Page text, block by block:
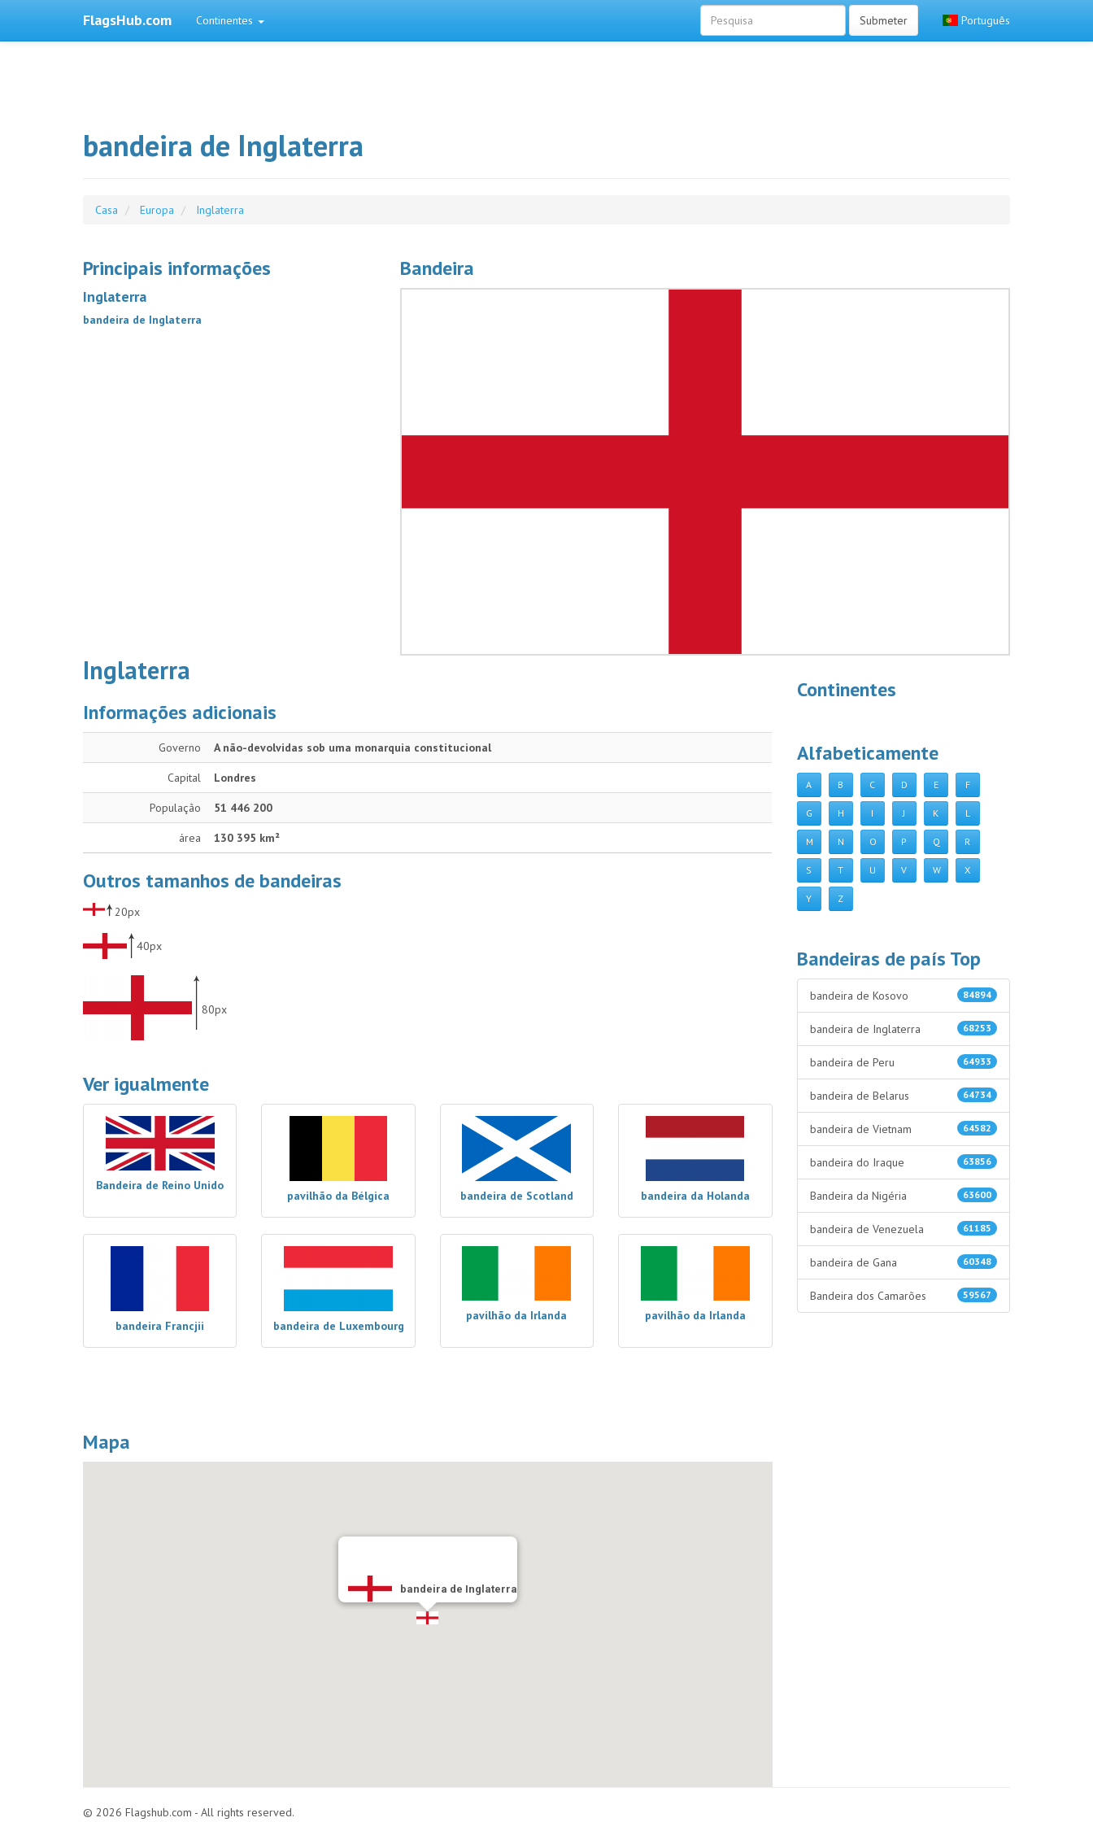
FlagsHub.com Continentes Português
Submeter
bandeira de Inglaterra
Casa Europa Inglaterra
Principais informações
Inglaterra
bandeira de Inglaterra
Bandeira
Inglaterra
Informações adicionais
Governo A não-devolvidas sob uma monarquia constitucional
Capital Londres
População 51 446 200
área 130 395 km²
Outros tamanhos de bandeiras
20px
40px
80px
Ver igualmente
Bandeira de Reino Unido
pavilhão da Bélgica bandeira de Scotland bandeira da Holanda
bandeira Francjii bandeira de Luxembourg
pavilhão da Irlanda pavilhão da Irlanda
Mapa
bandeira de Inglaterra
Continentes
Alfabeticamente
A B C D E F
G H I J K L
M N O P Q R
S T U V W X
Y Z
Bandeiras de país Top
84894
bandeira de Kosovo
68253
bandeira de Inglaterra
64933
bandeira de Peru
64734
bandeira de Belarus
64582
bandeira de Vietnam
63856
bandeira do Iraque
63600
Bandeira da Nigéria
61185
bandeira de Venezuela
60348
bandeira de Gana
59567
Bandeira dos Camarões
© 2026 Flagshub.com - All rights reserved.